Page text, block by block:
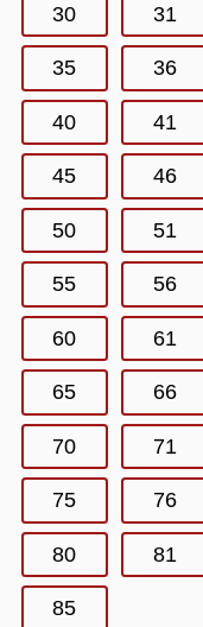
30 31
35 36
40 41
45 46
50 51
55 56
60 61
65 66
70 71
75 76
80 81
85